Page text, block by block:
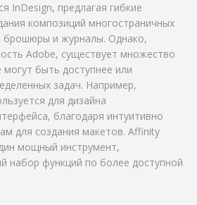
InDesign, предлагая гибкие
композиций многостраничных
брошюры и журналы. Однако,
Adobe, существует множество
быть доступнее или
задач. Например,
для дизайна
благодаря интуитивно
для создания макетов. Affinity
мощный инструмент,
набор функций по более доступной